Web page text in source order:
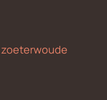
zoeterwoude